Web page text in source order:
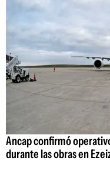
Ancap confirmó
durante las obras en